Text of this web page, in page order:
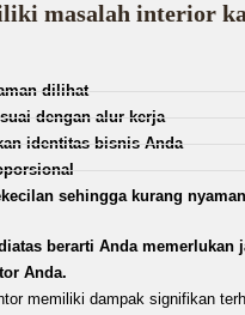
masalah interior
dilihat
dengan alur kerja
identitas bisnis Anda
sehingga kurang nyaman
berarti Anda memerlukan
Anda.
memiliki dampak signifikan